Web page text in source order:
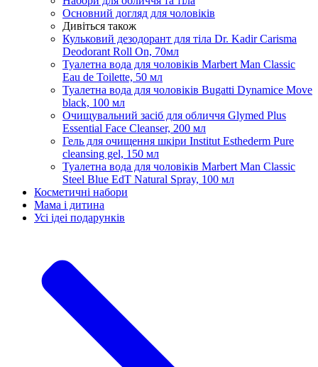
Основний догляд для чоловіків
Дивіться також
Кульковий дезодорант для тіла Dr. Kadir Carisma
Deodorant Roll On, 70мл
Туалетна вода для чоловіків Marbert Man Classic
Eau de Toilette, 50 мл
Туалетна вода для чоловіків Bugatti Dynamice Move
black, 100 мл
Очищувальний засіб для обличчя Glymed Plus
Essential Face Cleanser, 200 мл
Гель для очищення шкіри Institut Esthederm Pure
cleansing gel, 150 мл
Туалетна вода для чоловіків Marbert Man Classic
Steel Blue EdT Natural Spray, 100 мл
Косметичні набори
Мама і дитина
Усi iдеi подарункiв